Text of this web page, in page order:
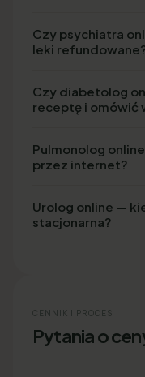
Czy psychiatra
leki
Czy diabetolog
receptę i omówić
Pulmonolog
przez internet?
Urolog online —
stacjonarna?
CENNIK I PROCES
Pytania o